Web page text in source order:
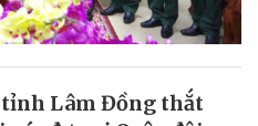
tỉnh Lâm Đồng thắt